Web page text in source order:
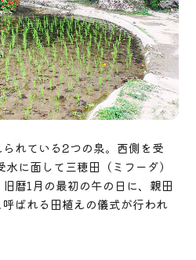
れている2つの泉。西側を受
に面して三穂田（ミフーダ）
暦1月の最初の午の日に、親田
ばれる田植えの儀式が行われ